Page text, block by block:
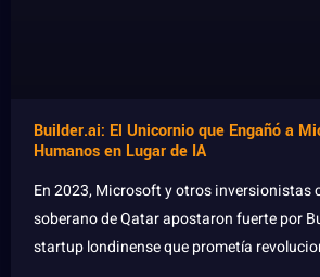
Builder.ai: El Unicornio que Engañó a
Humanos en Lugar de IA
En 2023, Microsoft y otros inversionistas
soberano de Qatar apostaron fuerte por
startup londinense que prometía